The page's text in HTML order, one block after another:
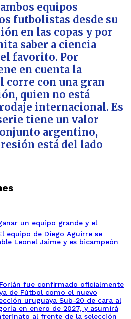
equipos
futbolistas desde su
en las copas y por
saber a ciencia
favorito. Por
en cuenta la
corre con una gran
quien no está
internacional. Es
tiene un valor
argentino,
está del lado
un equipo grande y el
equipo de Diego Aguirre se
Leonel Jaime y es bicampeón
fue confirmado oficialmente
de Fútbol como el nuevo
uruguaya Sub-20 de cara al
en enero de 2027, y asumirá
al frente de la selección